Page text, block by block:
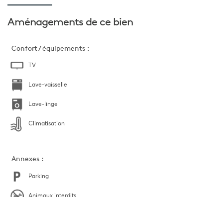
Aménagements de ce bien
Confort / équipements :
TV
Lave-vaisselle
Lave-linge
Climatisation
Annexes :
Parking
Animaux interdits